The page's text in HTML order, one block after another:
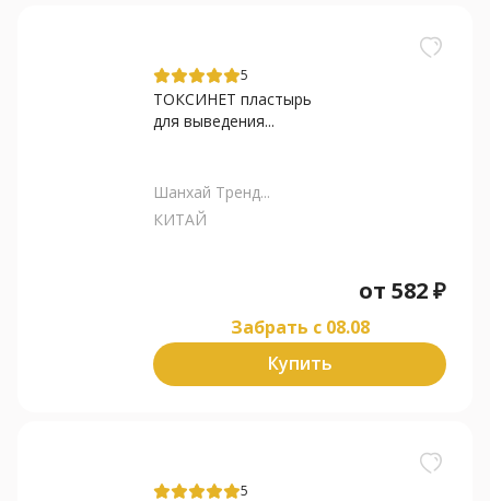
5
ТОКСИНЕТ пластырь
для выведения...
Шанхай Тренд...
КИТАЙ
от 582₽
Забрать c 08.08
Купить
5